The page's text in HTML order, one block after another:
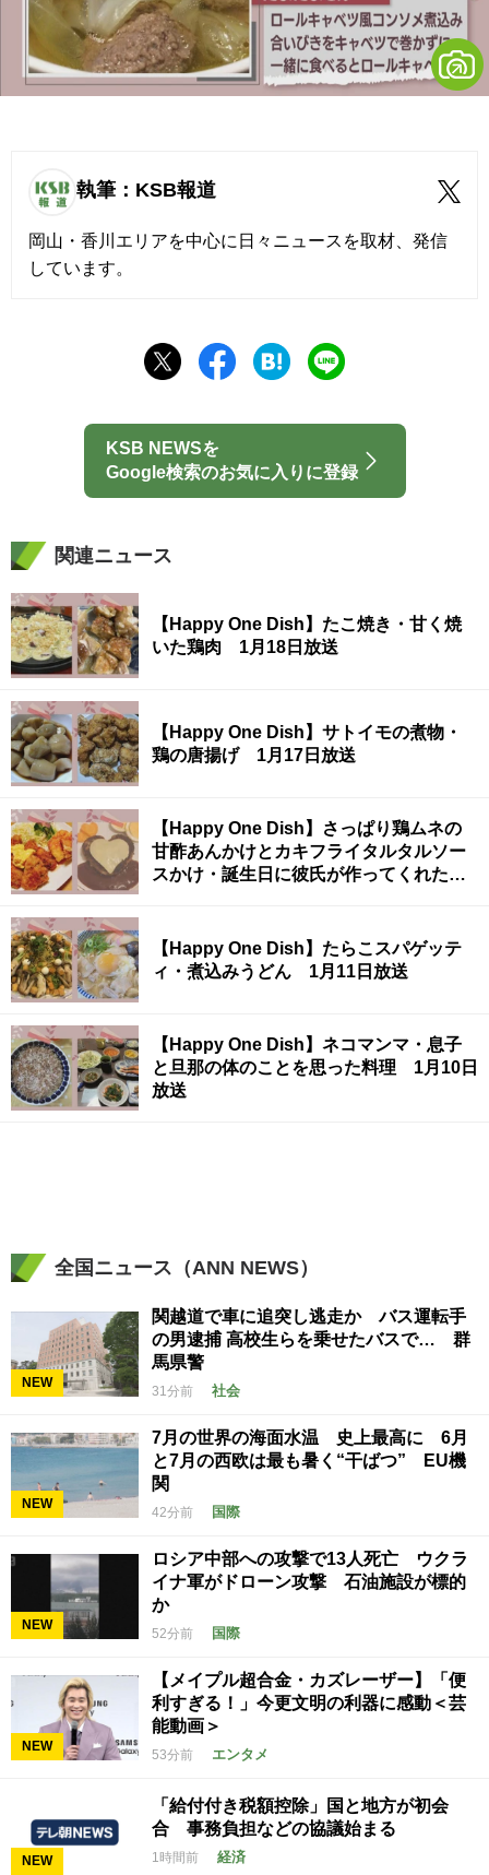
執筆：KSB報道
岡山・香川エリアを中心に日々ニュースを取材、発信
しています。
KSB NEWSを
Google検索のお気に入りに登録
関連ニュース
【Happy One Dish】たこ焼き・甘く焼
いた鶏肉 1月18日放送
【Happy One Dish】サトイモの煮物・
鶏の唐揚げ 1月17日放送
【Happy One Dish】さっぱり鶏ムネの
甘酢あんかけとカキフライタルタルソー
スかけ・誕生日に彼氏が作ってくれた料
【Happy One Dish】たらこスパゲッテ
ィ・煮込みうどん 1月11日放送
【Happy One Dish】ネコマンマ・息子
と旦那の体のことを思った料理 1月10日
放送
全国ニュース（ANN NEWS）
NEW
関越道で車に追突し逃走か バス運転手
の男逮捕 高校生らを乗せたバスで… 群
馬県警
31分前 社会
NEW
7月の世界の海面水温 史上最高に 6月
と7月の西欧は最も暑く“干ばつ” EU機
関
42分前 国際
NEW
ロシア中部への攻撃で13人死亡 ウクラ
イナ軍がドローン攻撃 石油施設が標的
か
52分前 国際
NEW
【メイプル超合金・カズレーザー】「便
利すぎる！」今更文明の利器に感動＜芸
能動画＞
53分前 エンタメ
NEW
「給付付き税額控除」国と地方が初会
合 事務負担などの協議始まる
1時間前 経済